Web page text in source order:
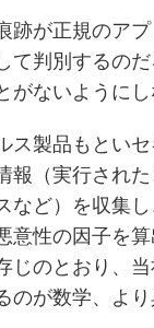
跡が正規のア
て判別するの
がないように
ス製品もとい
報（実行され
など）を収集
意性の因子を
じのとおり、
のが数学、よ